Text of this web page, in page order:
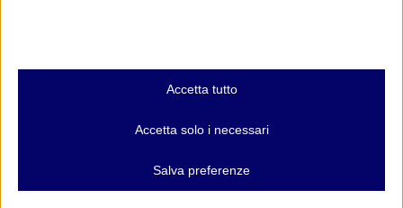
Essenziali
I cookie e i servizi essenziali abilitano le funzioni di base e sono
e servizi non richiedono il consenso dell'utente secondo il GDPR.
Analitici
Accetta tutto
Accetta solo i necessari
Salva preferenze